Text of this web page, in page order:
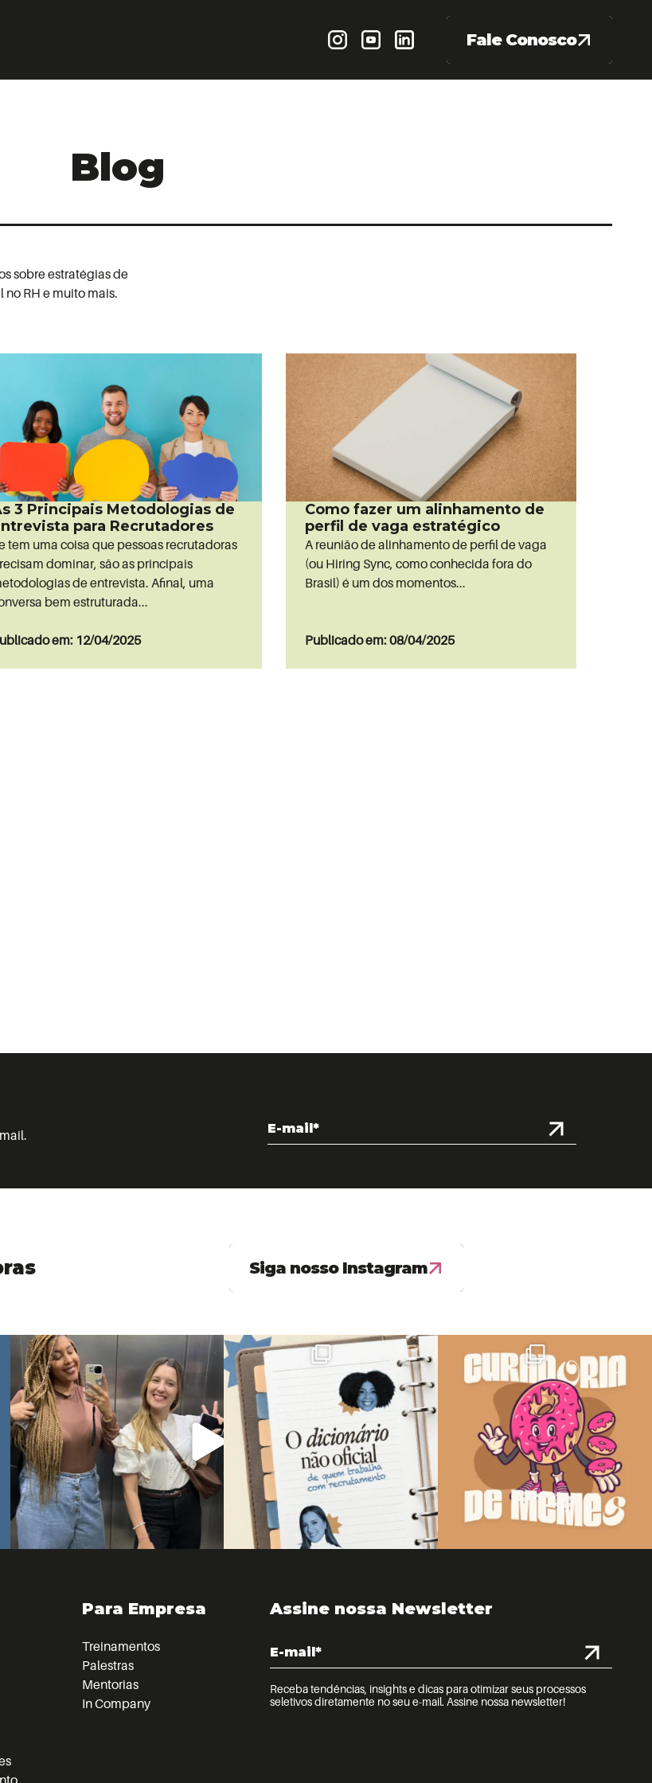
Fale Conosco
Blog
sobre estratégias de
RH e muito mais.
3 Principais Metodologias de
para Recrutadores
tem uma coisa que pessoas recrutadoras
dominar, são as principais
de entrevista. Afinal, uma
bem estruturada...
em: 12/04/2025
Como fazer um alinhamento de
perfil de vaga estratégico
A reunião de alinhamento de perfil de vaga
(ou Hiring Sync, como conhecida fora do
Brasil) é um dos momentos...
Publicado em: 08/04/2025
Siga nosso Instagram
Para Empresa
Treinamentos
Palestras
Mentorias
In Company
Assine nossa Newsletter
Receba tendências, insights e dicas para otimizar seus processos
seletivos diretamente no seu e-mail. Assine nossa newsletter!